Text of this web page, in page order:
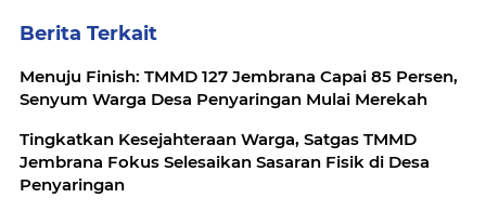
Berita Terkait
Menuju Finish: TMMD 127 Jembrana Capai 85 Persen,
Senyum Warga Desa Penyaringan Mulai Merekah
Tingkatkan Kesejahteraan Warga, Satgas TMMD
Jembrana Fokus Selesaikan Sasaran Fisik di Desa
Penyaringan